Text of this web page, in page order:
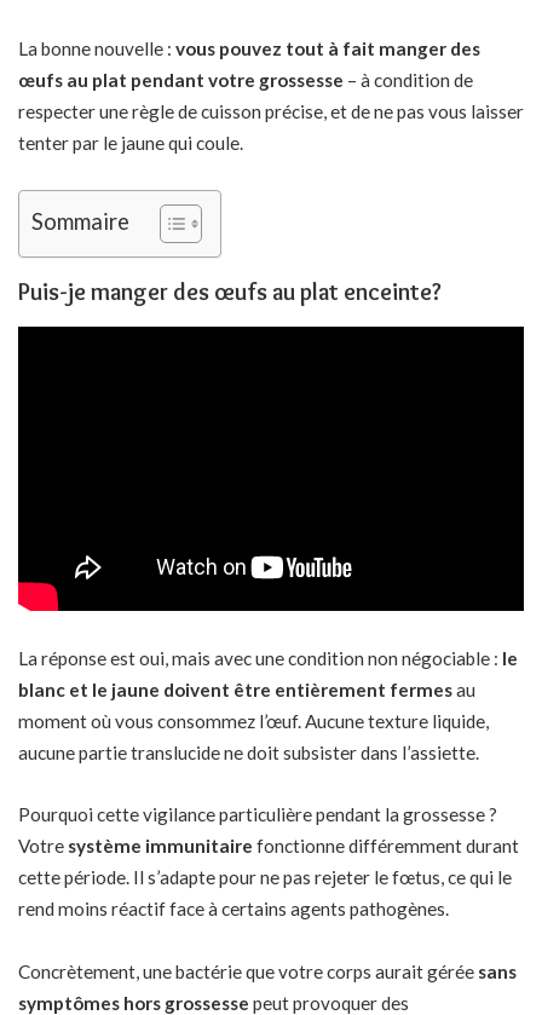
La bonne nouvelle : vous pouvez tout à fait manger des
œufs au plat pendant votre grossesse – à condition de
respecter une règle de cuisson précise, et de ne pas vous laisser
tenter par le jaune qui coule.
Sommaire
Puis-je manger des œufs au plat enceinte?
La réponse est oui, mais avec une condition non négociable : le
blanc et le jaune doivent être entièrement fermesau
moment où vous consommez l’œuf. Aucune texture liquide,
aucune partie translucide ne doit subsister dans l’assiette.
Pourquoi cette vigilance particulière pendant la grossesse ?
Votre système immunitaire fonctionne différemment durant
cette période. Il s’adapte pour ne pas rejeter le fœtus, ce qui le
rend moins réactif face à certains agents pathogènes.
Concrètement, une bactérie que votre corps aurait gérée sans
symptômes hors grossesse peut provoquer des